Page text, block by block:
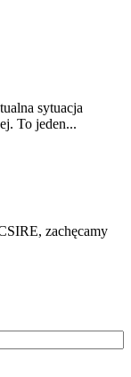
sytuacja
To jeden...
zachęcamy